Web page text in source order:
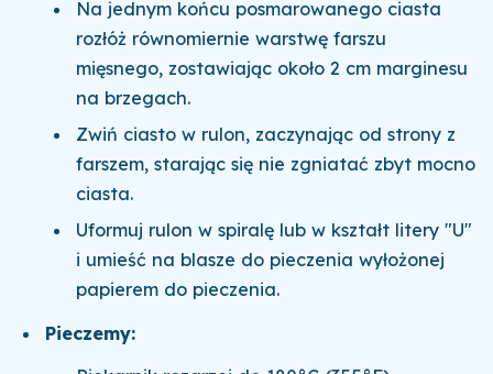
Na jednym końcu posmarowanego ciasta
rozłóż równomiernie warstwę farszu
mięsnego, zostawiając około 2 cm marginesu
na brzegach.
Zwiń ciasto w rulon, zaczynając od strony z
farszem, starając się nie zgniatać zbyt mocno
ciasta.
Uformuj rulon w spiralę lub w kształt litery "U"
i umieść na blasze do pieczenia wyłożonej
papierem do pieczenia.
Pieczemy: